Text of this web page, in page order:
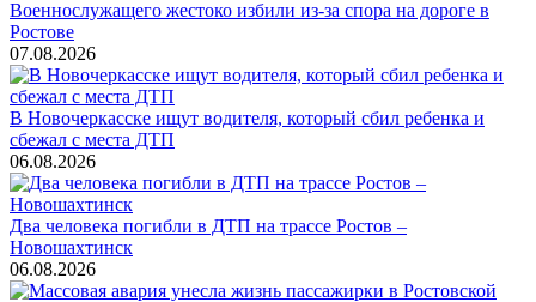
Военнослужащего жестоко избили из-за спора на дороге в
Ростове
07.08.2026
В Новочеркасске ищут водителя, который сбил ребенка и
сбежал с места ДТП
06.08.2026
Два человека погибли в ДТП на трассе Ростов –
Новошахтинск
06.08.2026